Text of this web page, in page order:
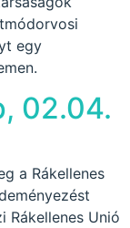
egy
02.04.
a Rákellenes
Unió